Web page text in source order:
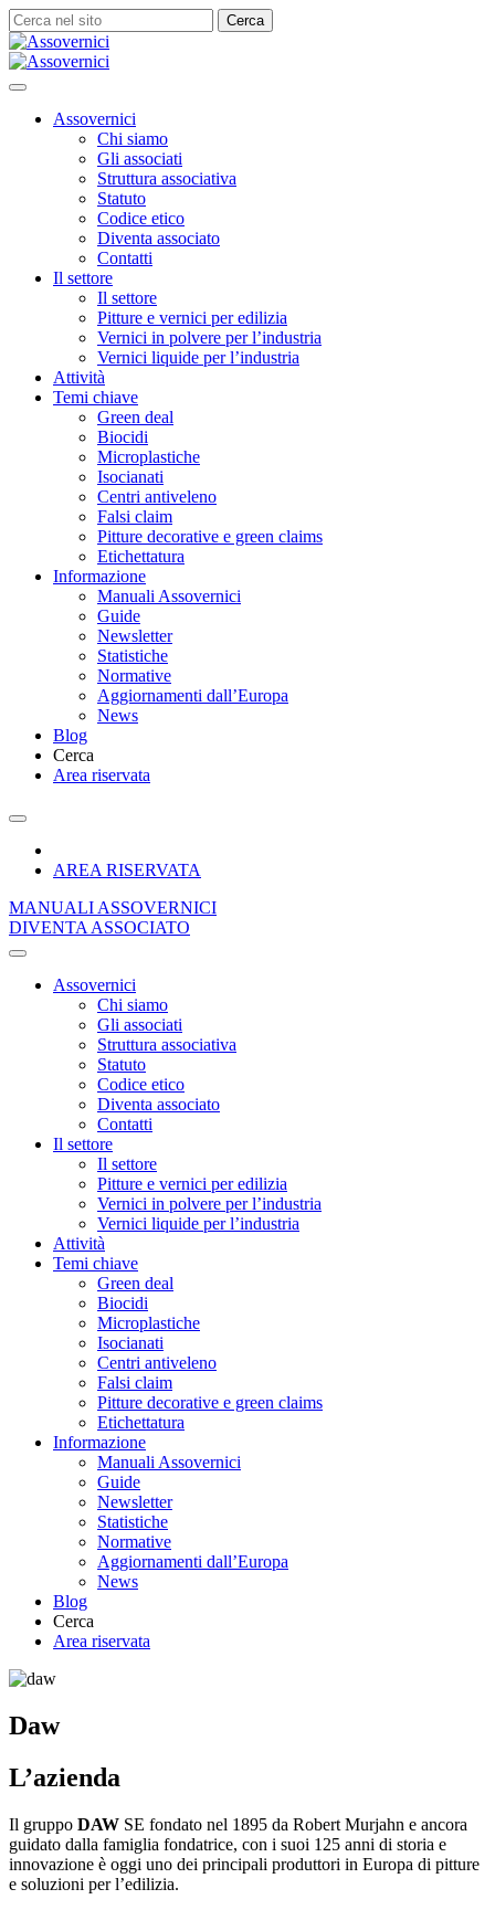
Assovernici
Chi siamo
Gli associati
Struttura associativa
Statuto
Codice etico
Diventa associato
Contatti
Il settore
Il settore
Pitture e vernici per edilizia
Vernici in polvere per l’industria
Vernici liquide per l’industria
Attività
Temi chiave
Green deal
Biocidi
Microplastiche
Isocianati
Centri antiveleno
Falsi claim
Pitture decorative e green claims
Etichettatura
Informazione
Manuali Assovernici
Guide
Newsletter
Statistiche
Normative
Aggiornamenti dall’Europa
News
Blog
Cerca
Area riservata
AREA RISERVATA
MANUALI ASSOVERNICI
DIVENTA ASSOCIATO
Assovernici
Chi siamo
Gli associati
Struttura associativa
Statuto
Codice etico
Diventa associato
Contatti
Il settore
Il settore
Pitture e vernici per edilizia
Vernici in polvere per l’industria
Vernici liquide per l’industria
Attività
Temi chiave
Green deal
Biocidi
Microplastiche
Isocianati
Centri antiveleno
Falsi claim
Pitture decorative e green claims
Etichettatura
Informazione
Manuali Assovernici
Guide
Newsletter
Statistiche
Normative
Aggiornamenti dall’Europa
News
Blog
Cerca
Area riservata
Daw
L’azienda
Il gruppo DAW SE fondato nel 1895 da Robert Murjahn e ancora
guidato dalla famiglia fondatrice, con i suoi 125 anni di storia e
innovazione è oggi uno dei principali produttori in Europa di pitture
e soluzioni per l’edilizia.